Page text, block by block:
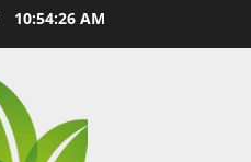
10:54:27 AM